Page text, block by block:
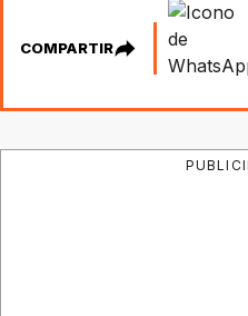
COMPARTIR